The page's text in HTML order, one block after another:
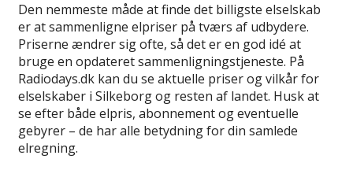
Den nemmeste måde at finde det billigste elselskab
er at sammenligne elpriser på tværs af udbydere.
Priserne ændrer sig ofte, så det er en god idé at
bruge en opdateret sammenligningstjeneste. På
Radiodays.dk kan du se aktuelle priser og vilkår for
elselskaber i Silkeborg og resten af landet. Husk at
se efter både elpris, abonnement og eventuelle
gebyrer – de har alle betydning for din samlede
elregning.